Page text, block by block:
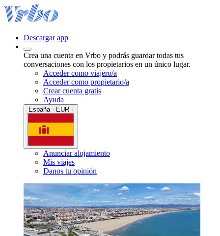
Descargar app
Crea una cuenta en Vrbo y podrás guardar todas tus
conversaciones con los propietarios en un único lugar.
Acceder como viajero/a
Acceder como propietario/a
Crear cuenta gratis
Ayuda
Anunciar alojamiento
Mis viajes
Danos tu opinión